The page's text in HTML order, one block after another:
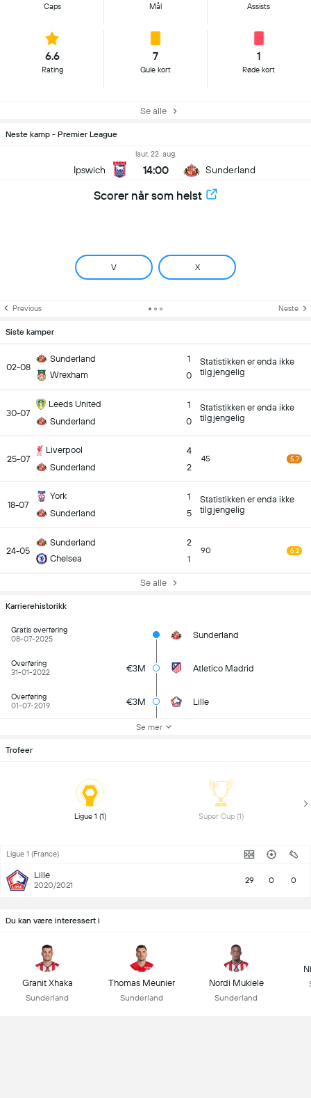
Caps Mål Assists
6.6
Rating
7
Gule kort
1
Røde kort
Se alle
Neste kamp - Premier League
Ipswich
laur, 22. aug.
14:00 Sunderland
Scorer når som helst
V X
Previous Neste
Siste kamper
02-08
Sunderland
Wrexham
1
0
Statistikken er enda ikke
tilgjengelig
30-07
Leeds United
Sunderland
1
0
Statistikken er enda ikke
tilgjengelig
25-07
Liverpool
Sunderland
4
2
45 5.7
18-07
York
Sunderland
1
5
Statistikken er enda ikke
tilgjengelig
24-05
Sunderland
Chelsea
2
1
90 6.2
Se alle
Karrierehistorikk
Gratis overføring
08-07-2025
Sunderland
Overføring
31-01-2022
€3M Atletico Madrid
Overføring
01-07-2019
€3M Lille
Se mer
Trofeer
Ligue 1 (1) Super Cup (1)
Ligue 1 (France)
Lille
2020/2021 29 0 0
Du kan være interessert i
Granit Xhaka
Sunderland
Thomas Meunier
Sunderland
Nordi Mukiele
Sunderland